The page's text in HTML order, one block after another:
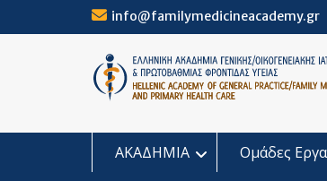
info@familymedicineacademy.gr
ΑΚΑΔΗΜΙΑ Ομάδες